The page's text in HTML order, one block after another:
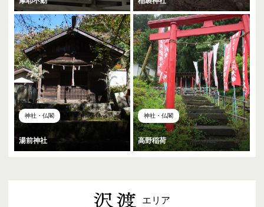
神社・仏閣
湯前神社
神社・仏閣
高野稲荷
エリア